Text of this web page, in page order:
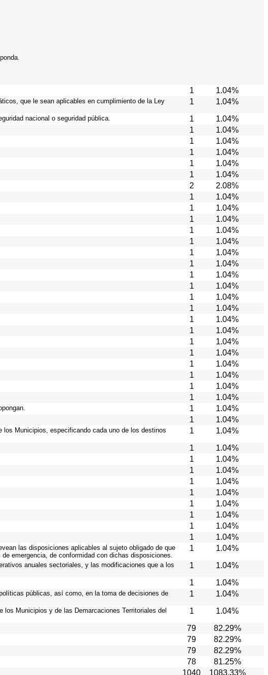
1 1.04%
que le sean aplicables en cumplimiento de la Ley
1 1.04%
nacional o seguridad pública. 1 1.04%
1 1.04%
1 1.04%
1 1.04%
1 1.04%
1 1.04%
2 2.08%
1 1.04%
1 1.04%
1 1.04%
1 1.04%
1 1.04%
1 1.04%
1 1.04%
1 1.04%
1 1.04%
1 1.04%
1 1.04%
1 1.04%
1 1.04%
1 1.04%
1 1.04%
1 1.04%
1 1.04%
1 1.04%
1 1.04%
1 1.04%
1 1.04%
Municipios, especificando cada uno de los destinos
1 1.04%
1 1.04%
1 1.04%
1 1.04%
1 1.04%
1 1.04%
1 1.04%
1 1.04%
1 1.04%
1 1.04%
las disposiciones aplicables al sujeto obligado de que
emergencia, de conformidad con dichas disposiciones.
1 1.04%
anuales sectoriales, y las modificaciones que a los
1 1.04%
1 1.04%
públicas, así como, en la toma de decisiones de
1 1.04%
Municipios y de las Demarcaciones Territoriales del
1 1.04%
79 82.29%
79 82.29%
79 82.29%
78
81.25%
1040
1083.33%